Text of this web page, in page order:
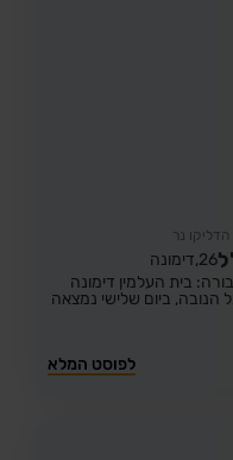
הדליקו נר
26, דימונה
בית העלמין דימונה
הנובה, ביום שלישי נמצאה
לפוסט המלא